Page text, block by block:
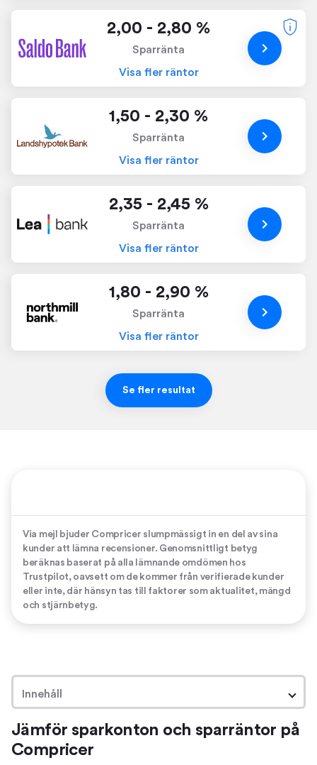
2,00 - 2,80 %
Sparränta
Visa fler räntor
1,50 - 2,30 %
Sparränta
Visa fler räntor
2,35 - 2,45 %
Sparränta
Visa fler räntor
1,80 - 2,90 %
Sparränta
Visa fler räntor
Se fler resultat
Via mejl bjuder Compricer slumpmässigt in en del av sina
kunder att lämna recensioner. Genomsnittligt betyg
beräknas baserat på alla lämnande omdömen hos
Trustpilot, oavsett om de kommer från verifierade kunder
eller inte, där hänsyn tas till faktorer som aktualitet, mängd
och stjärnbetyg.
Innehåll
Jämför sparkonton och sparräntor på Compricer
Hitta den bästa sparräntan
Jämför sparkonton och sparräntor på
Compricer